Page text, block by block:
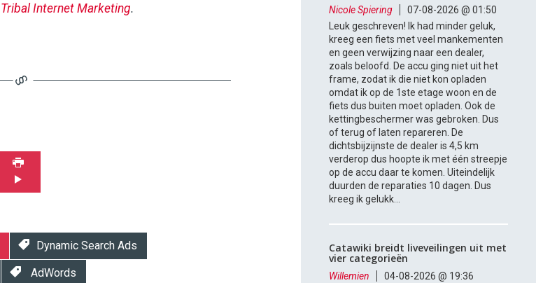
Tribal Internet Marketing.
Dynamic Search Ads
AdWords
Nicole Spiering
07-08-2026 @ 01:50
Leuk geschreven! Ik had minder geluk,
kreeg een fiets met veel mankementen
en geen verwijzing naar een dealer,
zoals beloofd. De accu ging niet uit het
frame, zodat ik die niet kon opladen
omdat ik op de 1ste etage woon en de
fiets dus buiten moet opladen. Ook de
kettingbeschermer was gebroken. Dus
of terug of laten repareren. De
dichtsbijzijnste de dealer is 4,5 km
verderop dus hoopte ik met één streepje
op de accu daar te komen. Uiteindelijk
duurden de reparaties 10 dagen. Dus
kreeg ik gelukk...
Catawiki breidt liveveilingen uit met
vier categorieën
Willemien
04-08-2026 @ 19:36